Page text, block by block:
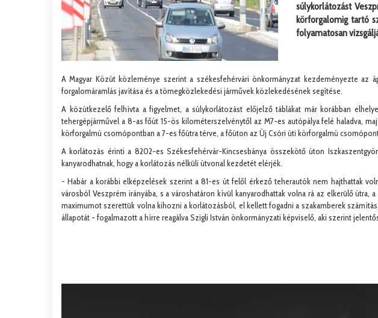
súlykorlátozást
körforgalomig tartó
folyamatosan
A Magyar Közút közleménye szerint a székesfehérvári önkormányzat kezdeményezte
forgalomáramlás javítása és a tömegközlekedési járművek közlekedésének segítése.
A közútkezelő felhívta a figyelmet, a súlykorlátozást előjelző táblákat már korábban
tehergépjárművel a 8-as főút 15-ös kilométerszelvénytől az M7-es autópálya felé haladva,
körforgalmú csomópontban a 7-es főútra térve, a főúton az Új Csóri úti körforgalmú
A korlátozás érinti a 8202-es Székesfehérvár-Kincsesbánya összekötő úton
kanyarodhatnak, hogy a korlátozás nélküli útvonal kezdetét elérjék.
- Habár a korábbi elképzelések szerint a 81-es út felől érkező teherautók nem hajthattak
városból Veszprém irányába, s a városhatáron kívül kanyarodhattak volna rá az elkerülő
maximumot szerettük volna kihozni a korlátozásból, el kellett fogadni a szakamberek
állapotát - fogalmazott a hírre reagálva Szigli István önkormányzati képviselő, aki szerint